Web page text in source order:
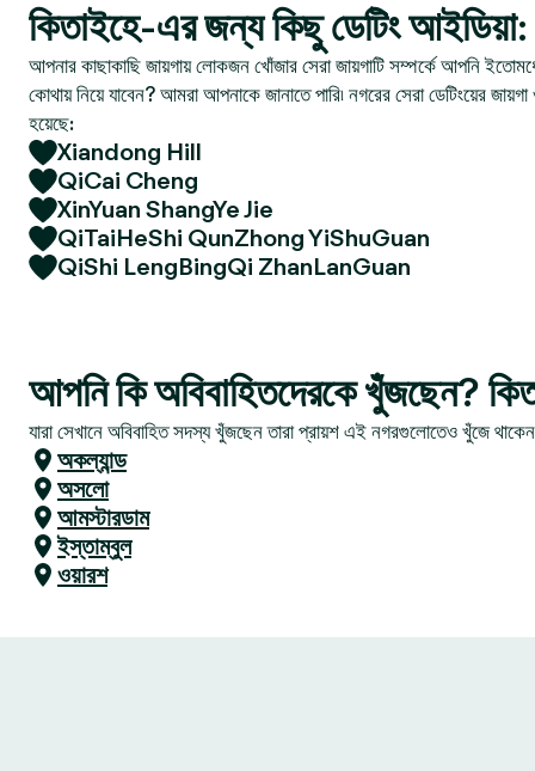
কিতাইহে-এর জন্য কিছু ডেটিং আইডিয়া:
আপনার কাছাকাছি জায়গায় লোকজন খোঁজার সেরা জায়গাটি সম্পর্কে আপনি
কোথায় নিয়ে যাবেন? আমরা আপনাকে জানাতে পারি৷ নগরের সেরা ডেটিংয়ের
হয়েছে:
Xiandong Hill
QiCai Cheng
XinYuan ShangYe Jie
QiTaiHeShi QunZhong YiShuGuan
QiShi LengBingQi ZhanLanGuan
আপনি কি অবিবাহিতদেরকে খুঁজছেন?
যারা সেখানে অবিবাহিত সদস্য খুঁজছেন তারা প্রায়শ এই নগরগুলোতেও খুঁজে
অকল্যান্ড
অসলো
আমস্টারডাম
ইস্তাম্বুল
ওয়ারশ